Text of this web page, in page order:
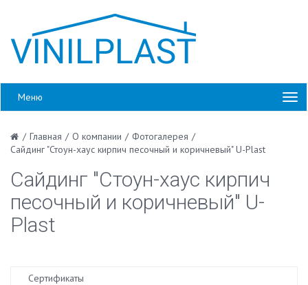
Меню
/ Главная / О компании / Фотогалерея /
Сайдинг "Стоун-хаус кирпич песочный и коричневый" U-Plast
Сайдинг "Стоун-хаус кирпич
песочный и коричневый" U-
Plast
Сертификаты